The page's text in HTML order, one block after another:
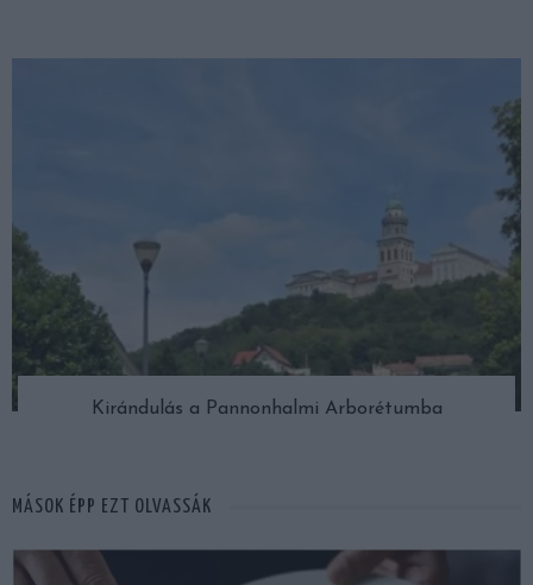
Kirándulás a Pannonhalmi Arborétumba
MÁSOK ÉPP EZT OLVASSÁK